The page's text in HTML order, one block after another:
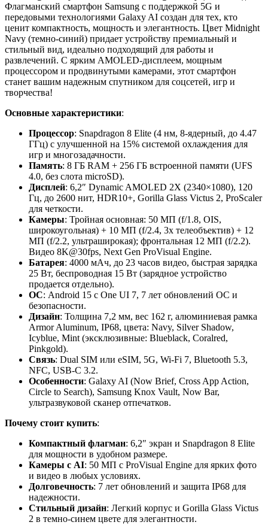
Флагманский смартфон Samsung с поддержкой 5G и
передовыми технологиями Galaxy AI создан для тех, кто
ценит компактность, мощность и элегантность. Цвет Midnight
Navy (темно-синий) придает устройству премиальный и
стильный вид, идеально подходящий для работы и
развлечений. С ярким AMOLED-дисплеем, мощным
процессором и продвинутыми камерами, этот смартфон
станет вашим надежным спутником для соцсетей, игр и
творчества!
Основные характеристики:
Процессор: Snapdragon 8 Elite (4 нм, 8-ядерный, до 4.47
ГГц) с улучшенной на 15% системой охлаждения для
игр и многозадачности.
Память: 8 ГБ RAM + 256 ГБ встроенной памяти (UFS
4.0, без слота microSD).
Дисплей: 6,2″ Dynamic AMOLED 2X (2340×1080), 120
Гц, до 2600 нит, HDR10+, Gorilla Glass Victus 2, ProScaler
для четкости.
Камеры: Тройная основная: 50 МП (f/1.8, OIS,
широкоугольная) + 10 МП (f/2.4, 3x телеобъектив) + 12
МП (f/2.2, ультраширокая); фронтальная 12 МП (f/2.2).
Видео 8K@30fps, Next Gen ProVisual Engine.
Батарея: 4000 мАч, до 23 часов видео, быстрая зарядка
25 Вт, беспроводная 15 Вт (зарядное устройство
продается отдельно).
ОС: Android 15 с One UI 7, 7 лет обновлений ОС и
безопасности.
Дизайн: Толщина 7,2 мм, вес 162 г, алюминиевая рамка
Armor Aluminum, IP68, цвета: Navy, Silver Shadow,
Icyblue, Mint (эксклюзивные: Blueblack, Coralred,
Pinkgold).
Связь: Dual SIM или eSIM, 5G, Wi-Fi 7, Bluetooth 5.3,
NFC, USB-C 3.2.
Особенности: Galaxy AI (Now Brief, Cross App Action,
Circle to Search), Samsung Knox Vault, Now Bar,
ультразвуковой сканер отпечатков.
Почему стоит купить:
Компактный флагман: 6,2″ экран и Snapdragon 8 Elite
для мощности в удобном размере.
Камеры с AI: 50 МП с ProVisual Engine для ярких фото
и видео в любых условиях.
Долговечность: 7 лет обновлений и защита IP68 для
надежности.
Стильный дизайн: Легкий корпус и Gorilla Glass Victus
2 в темно-синем цвете для элегантности.